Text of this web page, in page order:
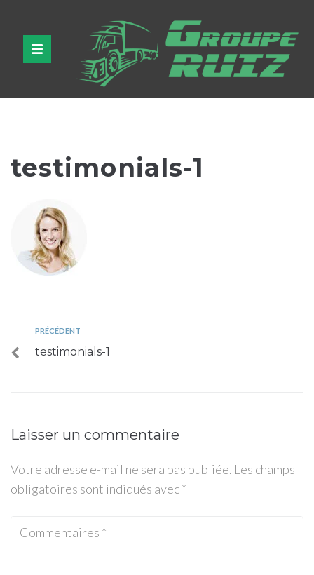
testimonials-1
PRÉCÉDENT
testimonials-1
Laisser un commentaire
Votre adresse e-mail ne sera pas publiée. Les champs
obligatoires sont indiqués avec*